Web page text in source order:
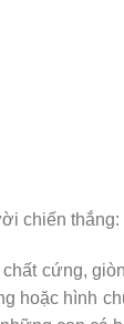
chiến thắng:
chất cứng,
hoặc hình